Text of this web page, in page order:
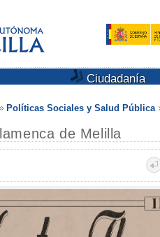
Ciudadanía
Políticas Sociales y Salud Pública
de Melilla